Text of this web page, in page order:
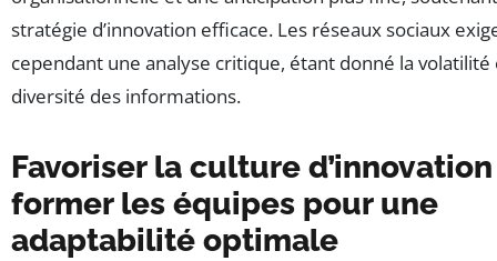
stratégie d’innovation efficace. Les réseaux sociaux
cependant une analyse critique, étant donné la volatilité
diversité des informations.
Favoriser la culture
former les équipes pour une
adaptabilité optimale